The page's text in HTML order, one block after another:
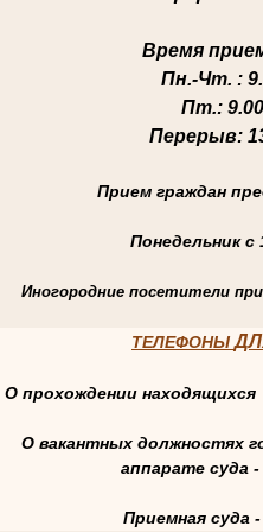
Время
Пн.-Чт. :
Пт.:
Перерыв:
Прием граждан
Понедельник с
Иногородние посетители
ТЕЛЕФОНЫ
О прохождении находящихся
О вакантных должностях
аппарате суда -
Приемная суда -